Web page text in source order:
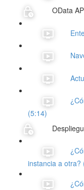
OData
(5:14)
instancia a otra?